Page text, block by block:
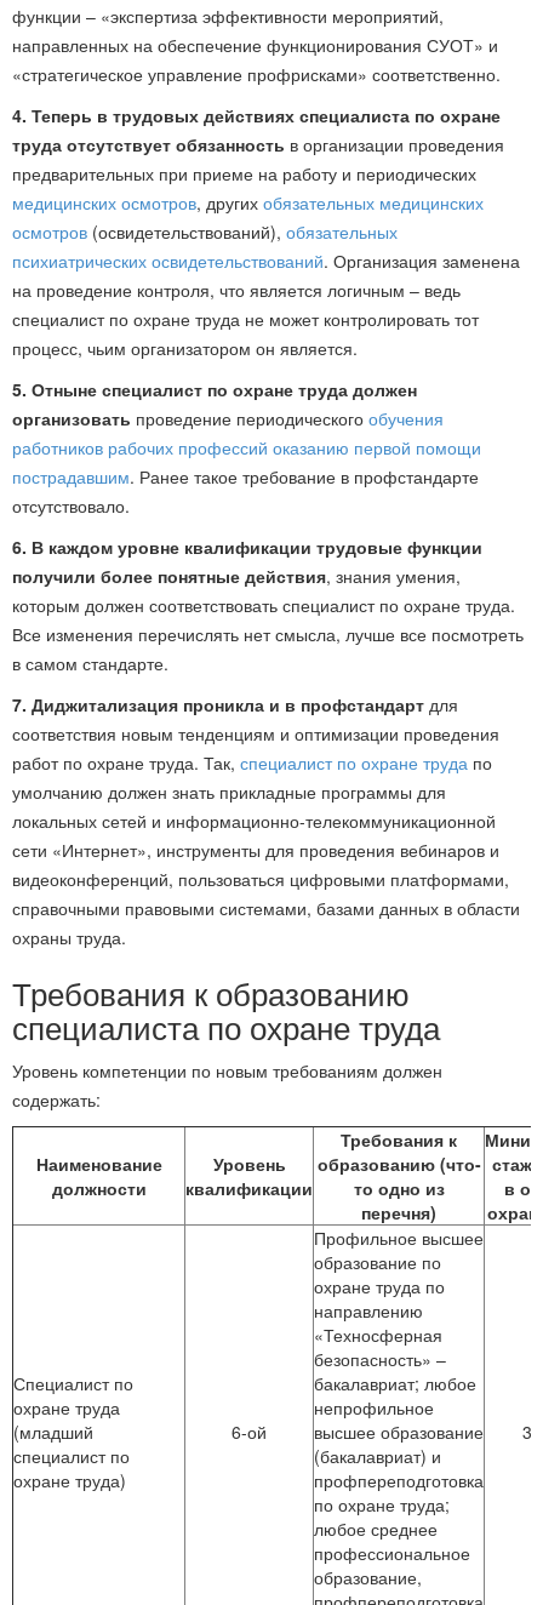
функции – «экспертиза эффективности мероприятий,
направленных на обеспечение функционирования СУОТ» и
«стратегическое управление профрисками» соответственно.
4. Теперь в трудовых действиях специалиста по охране
труда отсутствует обязанность в организации проведения
предварительных при приеме на работу и периодических
медицинских осмотров, других обязательных медицинских
осмотров (освидетельствований), обязательных
психиатрических освидетельствований. Организация заменена
на проведение контроля, что является логичным – ведь
специалист по охране труда не может контролировать тот
процесс, чьим организатором он является.
5. Отныне специалист по охране труда должен
организовать проведение периодического обучения
работников рабочих профессий оказанию первой помощи
пострадавшим. Ранее такое требование в профстандарте
отсутствовало.
6. В каждом уровне квалификации трудовые функции
получили более понятные действия, знания умения,
которым должен соответствовать специалист по охране труда.
Все изменения перечислять нет смысла, лучше все посмотреть
в самом стандарте.
7. Диджитализация проникла и в профстандарт для
соответствия новым тенденциям и оптимизации проведения
работ по охране труда. Так, специалист по охране труда по
умолчанию должен знать прикладные программы для
локальных сетей и информационно-телекоммуникационной
сети «Интернет», инструменты для проведения вебинаров и
видеоконференций, пользоваться цифровыми платформами,
справочными правовыми системами, базами данных в области
охраны труда.
Требования к образованию
специалиста по охране труда
Уровень компетенции по новым требованиям должен
содержать:
Наименование
должности
Уровень
квалификации
Требования к
образованию (что-
то одно из
перечня)
стаж
в
Специалист по
охране труда
(младший
специалист по
охране труда)
6-ой
Профильное высшее
образование по
охране труда по
направлению
«Техносферная
безопасность» –
бакалавриат; любое
непрофильное
высшее образование
(бакалавриат) и
профпереподготовка
по охране труда;
любое среднее
профессиональное
образование,
3